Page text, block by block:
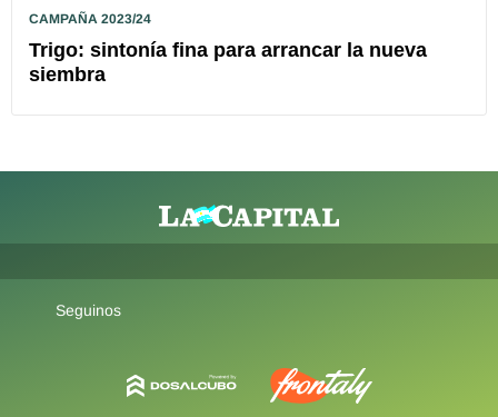
CAMPAÑA 2023/24
Trigo: sintonía fina para arrancar la nueva
siembra
Seguinos